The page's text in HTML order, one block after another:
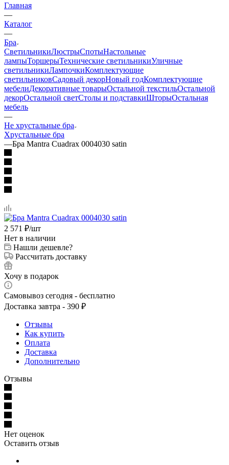
Главная
—
Каталог
—
Бра
СветильникиЛюстрыСпотыНастольные
лампыТоршерыТехнические светильникиУличные
светильникиЛампочкиКомплектующие
светильниковСадовый декорНовый годКомплектующие
мебелиДекоративные товарыОстальной текстильОстальной
декорОстальной светСтолы и подставкиШторыОстальная
мебель
—
Не хрустальные бра
Хрустальные бра
—Бра Mantra Cuadrax 0004030 satin
2 571 ₽/шт
Нет в наличии
Нашли дешевле?
Рассчитать доставку
Хочу в подарок
Самовывоз сегодня - бесплатно
Доставка завтра - 390 ₽
Отзывы
Как купить
Оплата
Доставка
Дополнительно
Отзывы
Нет оценок
Оставить отзыв